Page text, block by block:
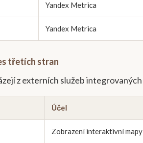
Yandex Metrica
Yandex Metrica
třetích stran
z externích služeb
Účel
Zobrazení interaktivní mapy